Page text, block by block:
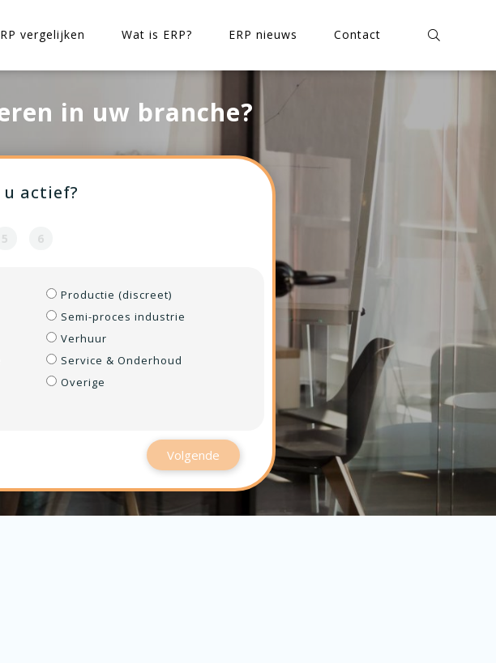
vergelijken Wat is ERP? ERP nieuws Contact
in uw branche?
actief?
5 6
Productie (discreet)
Semi-proces industrie
Verhuur
Service & Onderhoud
Overige